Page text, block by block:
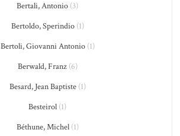
Bertali, Antonio (3)
Bertoldo, Sperindio(1)
Bertoli, Giovanni Antonio(1)
Berwald, Franz(6)
Besard, Jean Baptiste(1)
Besteirol (1)
Béthune, Michel(1)